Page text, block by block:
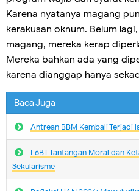
Karena nyatanya magang
kerakusan oknum. Belum
magang, mereka kerap
Mereka bahkan ada yang
karena dianggap hanya
Baca Juga
Antrean BBM Kembali Terjadi
L6BT Tantangan Moral dan
Sekularisme